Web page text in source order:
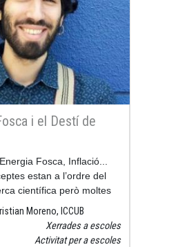
i el Destí de
Fosca, Inflació...
estan a l’ordre del
científica però moltes
ben bé què són.
Moreno, ICCUB
Xerrades a escoles
Activitat per a escoles